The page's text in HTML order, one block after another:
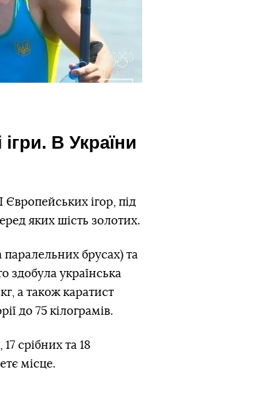
В України
ігор, під
яких шість золотих.
брусах) та
здобула українська
а також каратист
до 75 кілограмів.
срібних та 18
місце.